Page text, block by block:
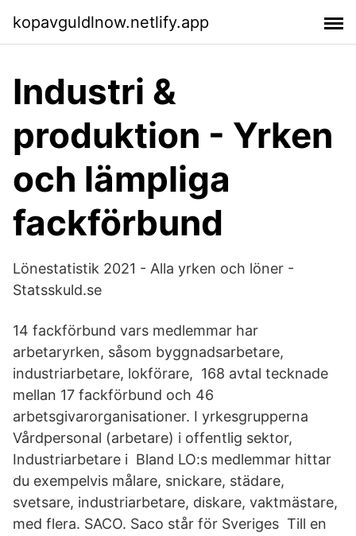
kopavguldlnow.netlify.app
Industri &
produktion - Yrken
och lämpliga
fackförbund
Lönestatistik 2021 - Alla yrken och löner -
Statsskuld.se
14 fackförbund vars medlemmar har
arbetaryrken, såsom byggnadsarbetare,
industriarbetare, lokförare, 168 avtal tecknade
mellan 17 fackförbund och 46
arbetsgivarorganisationer. I yrkesgrupperna
Vårdpersonal (arbetare) i offentlig sektor,
Industriarbetare i Bland LO:s medlemmar hittar
du exempelvis målare, snickare, städare,
svetsare, industriarbetare, diskare, vaktmästare,
med flera. SACO. Saco står för Sveriges Till en